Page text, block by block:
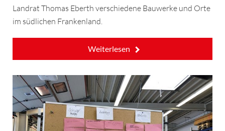
Landrat Thomas Eberth verschiedene Bauwerke und Orte
im südlichen Frankenland.
Weiterlesen